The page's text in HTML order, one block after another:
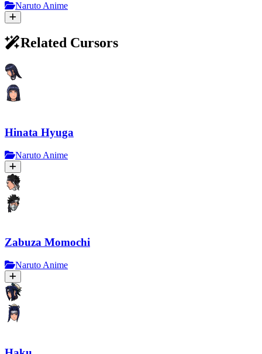
Naruto Anime
Related Cursors
Hinata Hyuga
Naruto Anime
Zabuza Momochi
Naruto Anime